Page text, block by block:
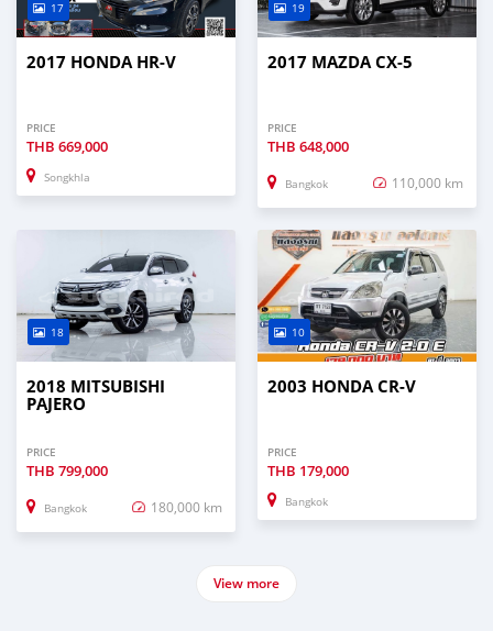
17
2017 HONDA HR-V
PRICE
THB 669,000
Songkhla
19
2017 MAZDA CX-5
PRICE
THB 648,000
Bangkok 110,000 km
18
2018 MITSUBISHI
PAJERO
PRICE
THB 799,000
Bangkok 180,000 km
10
2003 HONDA CR-V
PRICE
THB 179,000
Bangkok
View more